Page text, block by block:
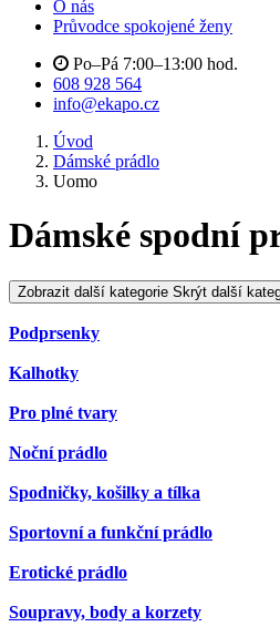
O nás
Průvodce spokojené ženy
Po–Pá 7:00–13:00 hod.
608 928 564
info@ekapo.cz
Úvod
Dámské prádlo
Uomo
Dámské spodní
Zobrazit další kategorie Skrýt další
Podprsenky
Kalhotky
Pro plné tvary
Noční prádlo
Spodničky, košilky a tílka
Sportovní a funkční prádlo
Erotické prádlo
Soupravy, body a korzety